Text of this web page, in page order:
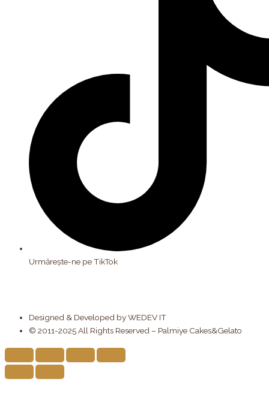
Urmărește-ne pe TikTok
Designed & Developed by WEDEV IT
© 2011-2025 All Rights Reserved – Palmiye Cakes&Gelato